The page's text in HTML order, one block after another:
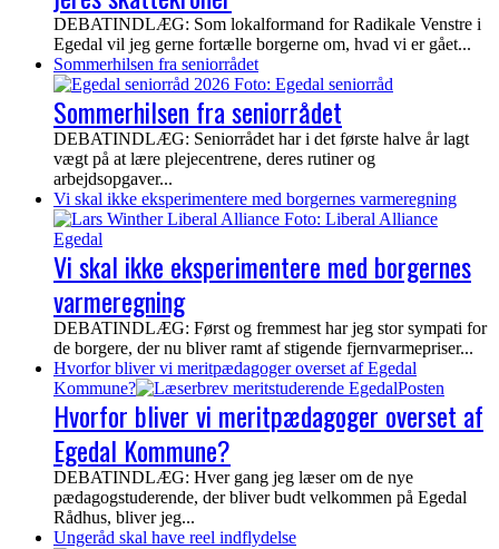
DEBATINDLÆG: Som lokalformand for Radikale Venstre i
Egedal vil jeg gerne fortælle borgerne om, hvad vi er gået...
Sommerhilsen fra seniorrådet
Sommerhilsen fra seniorrådet
DEBATINDLÆG: Seniorrådet har i det første halve år lagt
vægt på at lære plejecentrene, deres rutiner og
arbejdsopgaver...
Vi skal ikke eksperimentere med borgernes varmeregning
Vi skal ikke eksperimentere med borgernes
varmeregning
DEBATINDLÆG: Først og fremmest har jeg stor sympati for
de borgere, der nu bliver ramt af stigende fjernvarmepriser...
Hvorfor bliver vi meritpædagoger overset af Egedal
Kommune?
Hvorfor bliver vi meritpædagoger overset af
Egedal Kommune?
DEBATINDLÆG: Hver gang jeg læser om de nye
pædagogstuderende, der bliver budt velkommen på Egedal
Rådhus, bliver jeg...
Ungeråd skal have reel indflydelse